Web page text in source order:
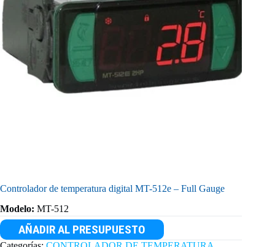
Controlador de temperatura digital MT-512e – Full Gauge
Modelo: MT-512
AÑADIR AL PRESUPUESTO